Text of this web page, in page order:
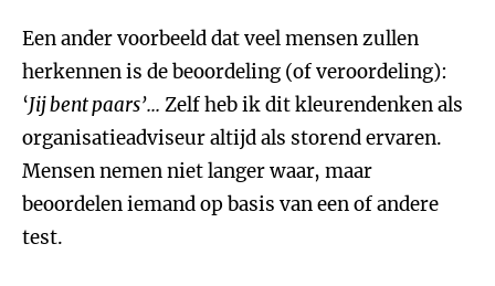
Een ander voorbeeld dat veel mensen zullen
herkennen is de beoordeling (of veroordeling):
‘Jij bent paars’... Zelf heb ik dit kleurendenken als
organisatieadviseur altijd als storend ervaren.
Mensen nemen niet langer waar, maar
beoordelen iemand op basis van een of andere
test.